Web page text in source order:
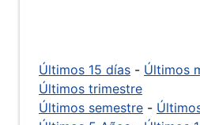
Últimos 15 días - Últimos
Últimos trimestre
Últimos semestre -